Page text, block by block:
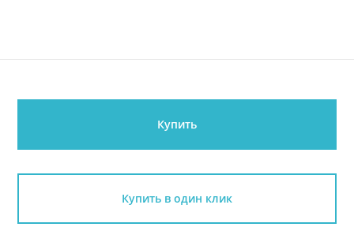
Купить
Купить в один клик